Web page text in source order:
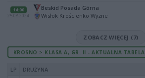
14:00
25.08.2024
Beskid Posada Górna
Wisłok Krościenko Wyżne
ZOBACZ WIĘCEJ (7)
KROSNO > KLASA A, GR. II - AKTUALNA TABELA
LP DRUŻYNA